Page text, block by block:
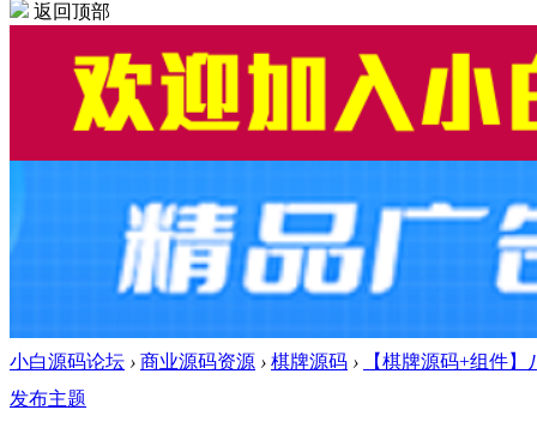
返回顶部
小白源码论坛 › 商业源码资源 › 棋牌源码 ›
【棋牌源码+组件
发布主题